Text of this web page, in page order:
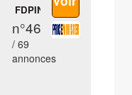
FDPIN
n°46
/ 69
annonces